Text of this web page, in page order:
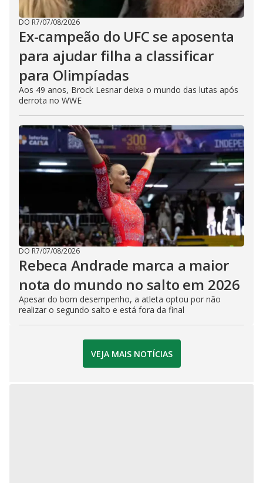
DO R7/07/08/2026
Ex-campeão do UFC se aposenta
para ajudar filha a classificar
para Olimpíadas
Aos 49 anos, Brock Lesnar deixa o mundo das lutas após
derrota no WWE
DO R7/07/08/2026
Rebeca Andrade marca a maior
nota do mundo no salto em 2026
Apesar do bom desempenho, a atleta optou por não
realizar o segundo salto e está fora da final
VEJA MAIS NOTÍCIAS